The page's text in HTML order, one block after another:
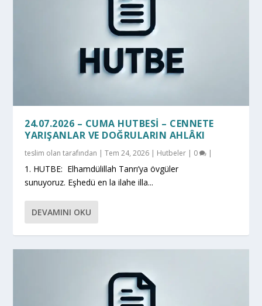
24.07.2026 – CUMA HUTBESI – CENNETE
YARIŞANLAR VE DOĞRULARIN AHLÂKI
teslim olan tarafından |Tem 24, 2026 | Hutbeler | 0 |
1. HUTBE: Elhamdülillah Tanrı’ya övgüler
sunuyoruz. Eşhedü en la ilahe illa...
DEVAMINI OKU